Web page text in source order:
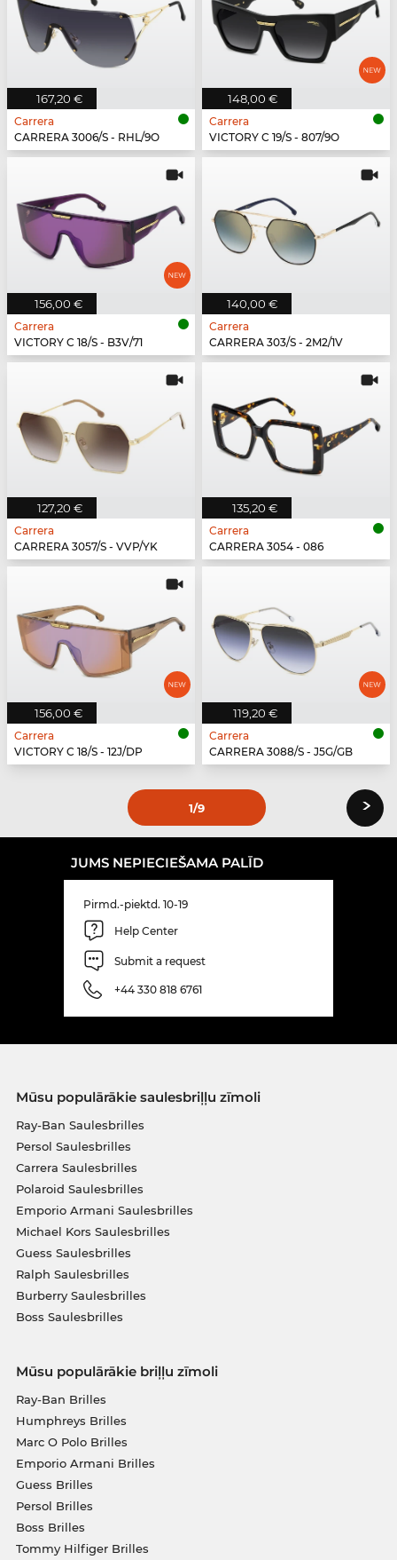
167,20 €
Carrera
CARRERA 3006/S - RHL/9O
148,00 €
Carrera
VICTORY C 19/S - 807/9O
156,00 €
Carrera
VICTORY C 18/S - B3V/71
140,00 €
Carrera
CARRERA 303/S - 2M2/1V
127,20 €
Carrera
CARRERA 3057/S - VVP/YK
135,20 €
Carrera
CARRERA 3054 - 086
156,00 €
Carrera
VICTORY C 18/S - 12J/DP
119,20 €
Carrera
CARRERA 3088/S - J5G/GB
1/9 ›
JUMS NEPIECIEŠAMA PALĪD
Pirmd.-piektd. 10-19
Help Center
Submit a request
+44 330 818 6761
Mūsu populārākie saulesbriļļu zīmoli
Ray-Ban Saulesbrilles
Persol Saulesbrilles
Carrera Saulesbrilles
Polaroid Saulesbrilles
Emporio Armani Saulesbrilles
Michael Kors Saulesbrilles
Guess Saulesbrilles
Ralph Saulesbrilles
Burberry Saulesbrilles
Boss Saulesbrilles
Mūsu populārākie briļļu zīmoli
Ray-Ban Brilles
Humphreys Brilles
Marc O Polo Brilles
Emporio Armani Brilles
Guess Brilles
Persol Brilles
Boss Brilles
Tommy Hilfiger Brilles